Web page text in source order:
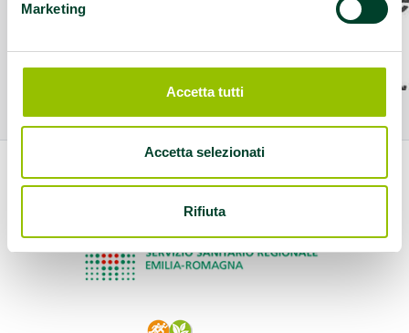
Marketing
Accetta tutti
Accetta selezionati
Rifiuta